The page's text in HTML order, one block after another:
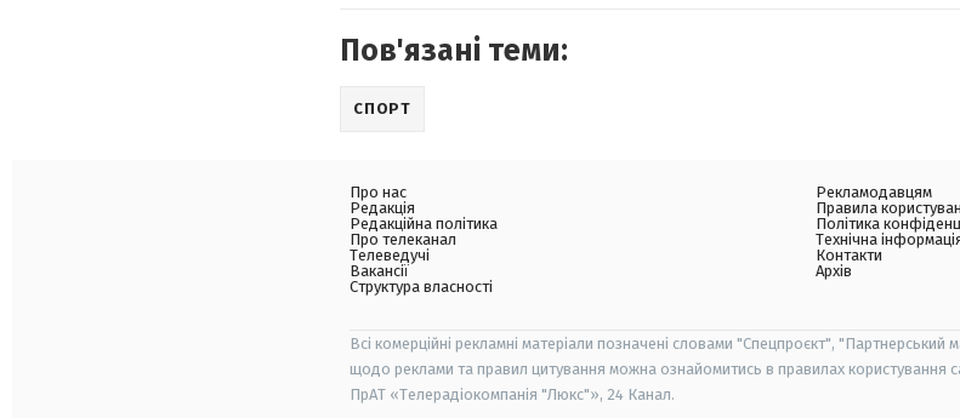
Пов'язані теми:
СПОРТ
Про нас
Редакція
Редакційна політика
Про телеканал
Телеведучі
Вакансії
Структура власності
Рекламодавцям
Правила
Політика
Технічна
Контакти
Архів
Всі комерційні рекламні матеріали позначені словами "Спецпроєкт", "Партнерський
щодо реклами та правил цитування можна ознайомитись в правилах користування
ПрАТ «Телерадіокомпанія "Люкс"», 24 Канал.